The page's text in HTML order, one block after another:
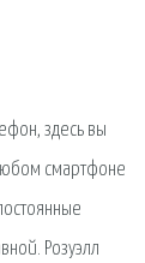
здесь вы
смартфоне
Розуэлл